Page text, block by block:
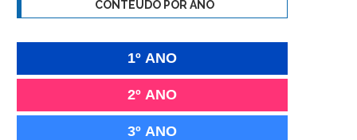
CONTEÚDO POR ANO
1º ANO
2º ANO
3º ANO